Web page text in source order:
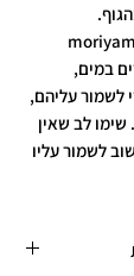
במים,
לשמור עליהם,
שימו לב שאין
לשמור עליו